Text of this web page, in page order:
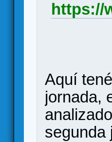
https://
Aquí
jornada,
segunda